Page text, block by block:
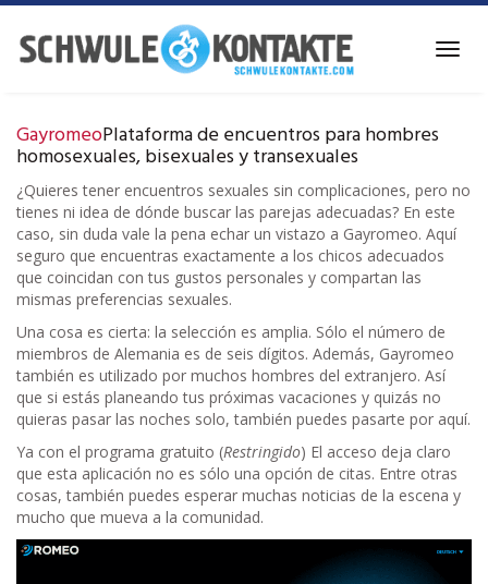
Ir
contenido
GayromeoPlataforma de encuentros para hombres
homosexuales, bisexuales y transexuales
¿Quieres tener encuentros sexuales sin complicaciones, pero no
tienes ni idea de dónde buscar las parejas adecuadas? En este
caso, sin duda vale la pena echar un vistazo a Gayromeo. Aquí
seguro que encuentras exactamente a los chicos adecuados
que coincidan con tus gustos personales y compartan las
mismas preferencias sexuales.
Una cosa es cierta: la selección es amplia. Sólo el número de
miembros de Alemania es de seis dígitos. Además, Gayromeo
también es utilizado por muchos hombres del extranjero. Así
que si estás planeando tus próximas vacaciones y quizás no
quieras pasar las noches solo, también puedes pasarte por aquí.
Ya con el programa gratuito (Restringido) El acceso deja claro
que esta aplicación no es sólo una opción de citas. Entre otras
cosas, también puedes esperar muchas noticias de la escena y
mucho que mueva a la comunidad.